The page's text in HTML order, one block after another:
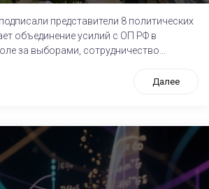
представители 8 политических
объединение усилий с ОП РФ в
за выборами, сотрудничество...
Далее